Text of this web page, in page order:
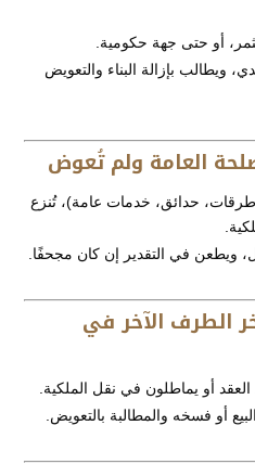
أو حتى جهة حكومية.
ويطالب بإزالة البناء والتعويض
العامة ولم تُعوض
حدائق، خدمات عامة)، تُنزع
ويطعن في التقدير إن كان مجحفًا.
الطرف الآخر في
أو يماطلون في نقل الملكية.
أو فسخه والمطالبة بالتعويض.